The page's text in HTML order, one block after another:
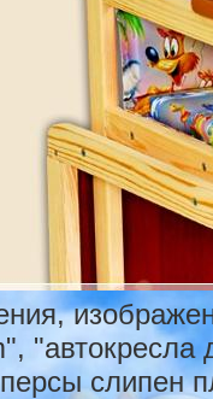
слипен